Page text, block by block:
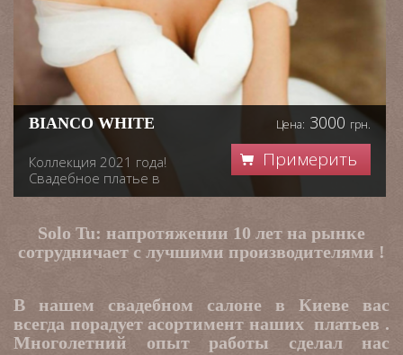
BIANCO WHITE
Коллекция 2021 года!
Свадебное платье в
белом цвете. На
размера 44-48. Со
спущенным рукавом и
пышной юбкой. Платье в
Цена: 3000 грн.
Примерить
Solo Tu: напротяжении 10 лет на рынке
сотрудничает с лучшими производителями !
В нашем свадебном салоне в Киеве вас
всегда порадует асортимент наших платьев .
Многолетний опыт работы сделал нас